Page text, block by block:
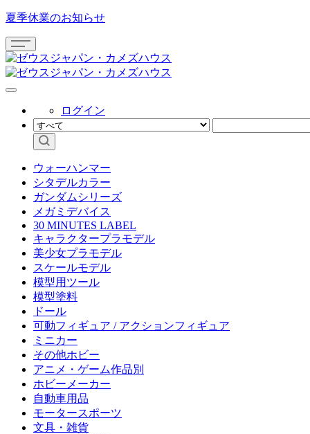
夏季休業のお知らせ
ログイン
ウォーハンマー
シタデルカラー
ガンダムシリーズ
メガミデバイス
30 MINUTES LABEL
キャラクタープラモデル
美少女プラモデル
スケールモデル
模型用ツール
模型塗料
ドール
可動フィギュア / アクションフィギュア
ミニカー
その他ホビー
アニメ・ゲーム作品別
ホビーメーカー
自動車用品
モータースポーツ
文具・雑貨